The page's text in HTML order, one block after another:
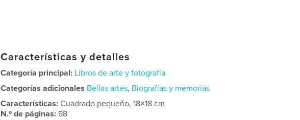
Características y detalles
Categoría principal: Libros de arte y fotografía
Categorías adicionales Bellas artes, Biografías y memorias
Características:Cuadrado pequeño, 18×18 cm
N.º de páginas:98